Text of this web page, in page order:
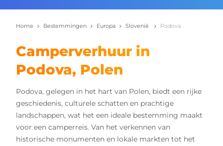
Home Bestemmingen Europa Slovenië Podova
Camperverhuur in
Podova, Polen
Podova, gelegen in het hart van Polen, biedt een rijke
geschiedenis, culturele schatten en prachtige
landschappen, wat het een ideale bestemming maakt
voor een camperreis. Van het verkennen van
historische monumenten en lokale markten tot het